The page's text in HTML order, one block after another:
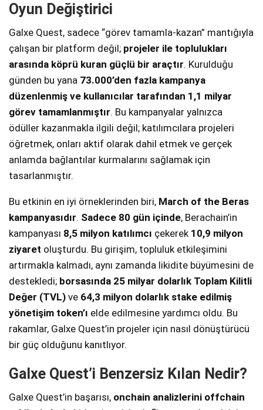
Oyun Değiştirici
Galxe Quest, sadece “görev tamamla-kazan” mantığıyla
çalışan bir platform değil; projeler ile toplulukları
arasında köprü kuran güçlü bir araçtır. Kurulduğu
günden bu yana 73.000’den fazla kampanya
düzenlenmiş ve kullanıcılar tarafından 1,1 milyar
görev tamamlanmıştır. Bu kampanyalar yalnızca
ödüller kazanmakla ilgili değil; katılımcılara projeleri
öğretmek, onları aktif olarak dahil etmek ve gerçek
anlamda bağlantılar kurmalarını sağlamak için
tasarlanmıştır.
Bu etkinin en iyi örneklerinden biri, March of the Beras
kampanyasıdır. Sadece 80 gün içinde, Berachain’in
kampanyası 8,5 milyon katılımcı çekerek 10,9 milyon
ziyaret oluşturdu. Bu girişim, topluluk etkileşimini
artırmakla kalmadı, aynı zamanda likidite büyümesini de
destekledi; borsasında 25 milyar dolarlık Toplam Kilitli
Değer (TVL) ve 64,3 milyon dolarlık stake edilmiş
yönetişim token’ı elde edilmesine yardımcı oldu. Bu
rakamlar, Galxe Quest’in projeler için nasıl dönüştürücü
bir güç olduğunu kanıtlıyor.
Galxe Quest’i Benzersiz Kılan Nedir?
Galxe Quest’in başarısı, onchain analizlerini offchain